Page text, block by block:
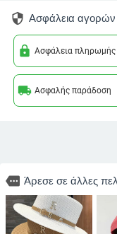
security Ασφάλεια αγορών
lock Ασφάλεια πληρωμής
local_shipping Ασφαλής παράδοση
more Άρεσε σε άλλες